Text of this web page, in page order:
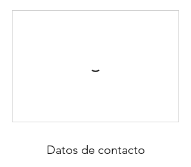
Datos de contacto